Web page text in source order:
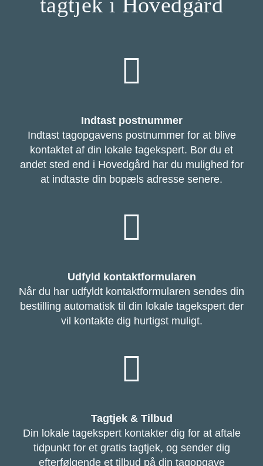
tagtjek i Hovedgård
Indtast postnummer
Indtast tagopgavens postnummer for at blive
kontaktet af din lokale tagekspert. Bor du et
andet sted end i Hovedgård har du mulighed for
at indtaste din bopæls adresse senere.
Udfyld kontaktformularen
Når du har udfyldt kontaktformularen sendes din
bestilling automatisk til din lokale tagekspert der
vil kontakte dig hurtigst muligt.
Tagtjek & Tilbud
Din lokale tagekspert kontakter dig for at aftale
tidpunkt for et gratis tagtjek, og sender dig
efterfølgende et tilbud på din tagopgave